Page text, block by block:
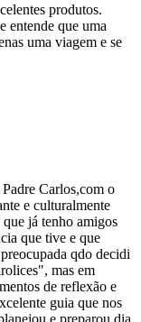
produtos.
entende que uma
uma viagem e se
Carlos,com o
e culturalmente
já tenho amigos
que tive e que
qdo decidi
mas em
de reflexão e
guia que nos